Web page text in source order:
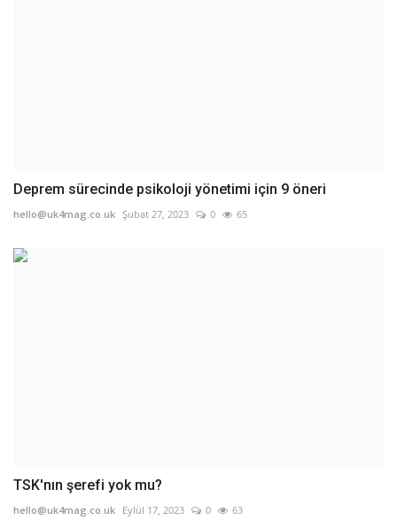
Deprem sürecinde psikoloji yönetimi için 9 öneri
hello@uk4mag.co.uk Şubat 27, 2023 0 65
TSK'nın şerefi yok mu?
hello@uk4mag.co.uk Eylül 17, 2023 0 63